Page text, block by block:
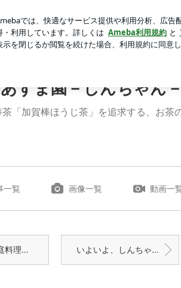
ト＆抹茶ソフト」開始（２０日）の
に1回給湯器を切る義母
ずま園－しんちゃん
「加賀棒ほうじ茶」を追求する、お茶
一覧 画像一覧 動画一
将が大好きでした。 いよいよ、しんちゃんの山でも、本格的な筍シーズン・・・新鮮な筍、頂きました。